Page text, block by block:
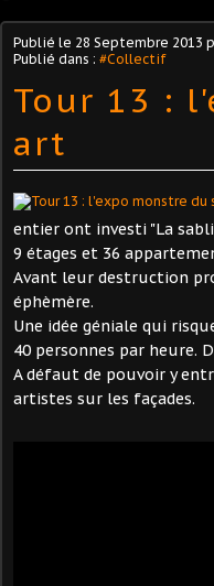
Publié le 28 Septembre 2013
Publié dans : #Collectif
Tour 13 :
art
entier ont investi "La
9 étages et 36
Avant leur destruction
éphèmère.
Une idée géniale qui
40 personnes par heure.
A défaut de pouvoir y
artistes sur les façades.